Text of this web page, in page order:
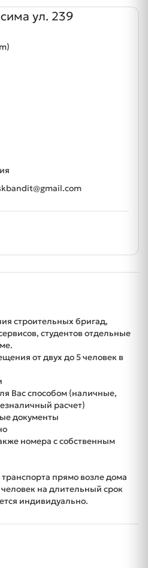
ул. 239
строительных бригад,
студентов отдельные
от двух до 5 человек в
Вас способом (наличные,
расчет)
документы
номера с собственным
прямо возле дома
на длительный срок
индивидуально.